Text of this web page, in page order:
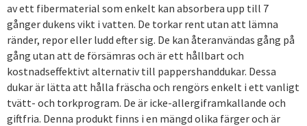
av ett fibermaterial som enkelt kan absorbera upp till 7
gånger dukens vikt i vatten. De torkar rent utan att lämna
ränder, repor eller ludd efter sig. De kan återanvändas gång på
gång utan att de försämras och är ett hållbart och
kostnadseffektivt alternativ till pappershanddukar. Dessa
dukar är lätta att hålla fräscha och rengörs enkelt i ett vanligt
tvätt- och torkprogram. De är icke-allergiframkallande och
giftfria. Denna produkt finns i en mängd olika färger och är